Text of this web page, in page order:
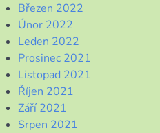
Březen 2022
Únor 2022
Leden 2022
Prosinec 2021
Listopad 2021
Říjen 2021
Září 2021
Srpen 2021